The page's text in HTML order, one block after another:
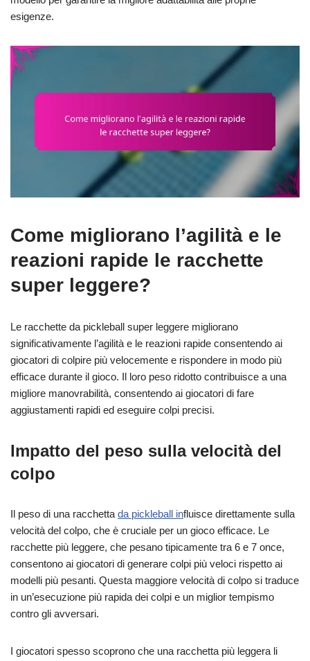
esigenze.
Come migliorano l’agilità e le
reazioni rapide le racchette
super leggere?
Le racchette da pickleball super leggere migliorano
significativamente l’agilità e le reazioni rapide consentendo ai
giocatori di colpire più velocemente e rispondere in modo più
efficace durante il gioco. Il loro peso ridotto contribuisce a una
migliore manovrabilità, consentendo ai giocatori di fare
aggiustamenti rapidi ed eseguire colpi precisi.
Impatto del peso sulla velocità del
colpo
Il peso di una racchettada pickleball influisce direttamente sulla
velocità del colpo, che è cruciale per un gioco efficace. Le
racchette più leggere, che pesano tipicamente tra 6 e 7 once,
consentono ai giocatori di generare colpi più veloci rispetto ai
modelli più pesanti. Questa maggiore velocità di colpo si traduce
in un’esecuzione più rapida dei colpi e un miglior tempismo
contro gli avversari.
I giocatori spesso scoprono che una racchetta più leggera li